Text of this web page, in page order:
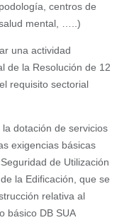
centros de
mental, …..)
una actividad
de la Resolución de 12
requisito sectorial
dotación de servicios
exigencias básicas
de Utilización
la Edificación, que se
relativa al
básico DB SUA